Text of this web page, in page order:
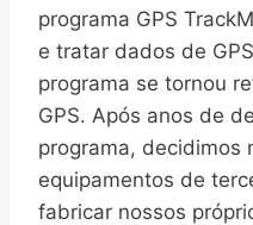
programa GPS
e tratar dados de
programa se tornou
GPS. Após anos de
programa, decidimos
equipamentos de
fabricar nossos